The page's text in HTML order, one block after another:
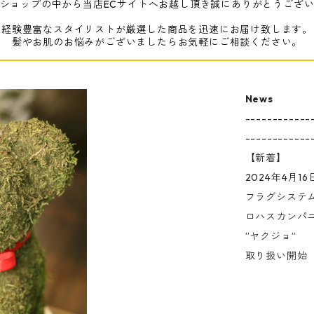
ョップの中から当店ECサイトへお越し頂き誠にありがとうござい
経験豊富なスタイリストが厳選した商品を迅速にお届け致します。
髪やお肌のお悩みがございましたらお気軽にご相談ください。
News
【新着】
2024年4月16
フラグシステ
ロハスカンパ
”ヤクジョ”
取り扱い開始